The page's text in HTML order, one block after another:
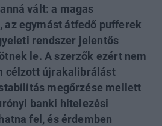
vált: a magas
az egymást átfedő pufferek
rendszer jelentős
le. A szerzők ezért nem
célzott újrakalibrálást
megőrzése mellett
banki hitelezési
fel, és érdemben